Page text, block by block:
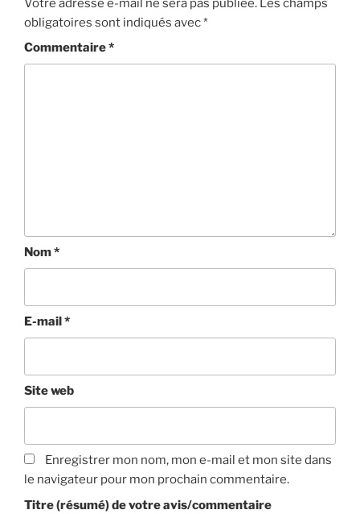
Votre adresse e-mail ne sera pas publiée. Les champs
obligatoires sont indiqués avec*
Commentaire*
Nom*
E-mail*
Site web
Enregistrer mon nom, mon e-mail et mon site dans
le navigateur pour mon prochain commentaire.
Titre (résumé) de votre avis/commentaire